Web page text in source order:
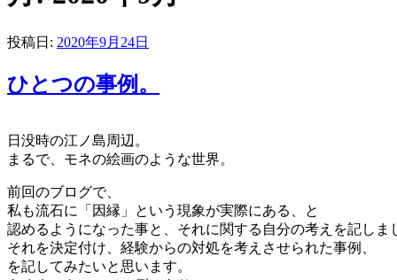
投稿日: 2020年9月24日
ひとつの事例。
日没時の江ノ島周辺。
まるで、モネの絵画のような世界。
前回のブログで、
私も流石に「因縁」という現象が実際にある、と
認めるようになった事と、それに関する自分の考えを記しま
それを決定付け、経験からの対処を考えさせられた事例、
を記してみたいと思います。